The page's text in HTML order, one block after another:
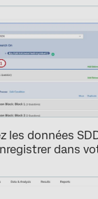
les données
dans